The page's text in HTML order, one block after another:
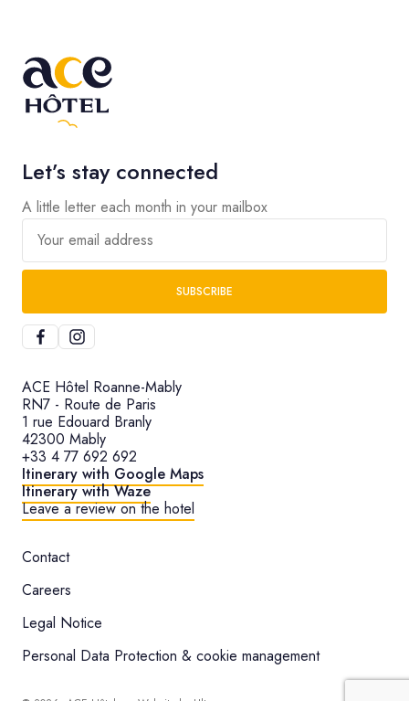
Let’s stay connected
A little letter each month in your mailbox
Your email address
SUBSCRIBE
ACE Hôtel Roanne-Mably
RN7 - Route de Paris
1 rue Edouard Branly
42300 Mably
+33 4 77 692 692
Itinerary with Google Maps
Itinerary with Waze
Leave a review on the hotel
Contact
Careers
Legal Notice
Personal Data Protection & cookie management